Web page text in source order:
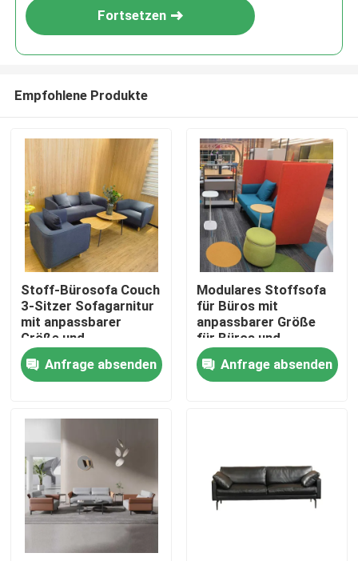
Produkte
Über uns
Fortsetzen
Empfohlene Produkte
Stoff-Bürosofa Couch
3-Sitzer Sofagarnitur
mit anpassbarer
Größe und
Massivholzrahmen
Anfrage absenden
Modulares Stoffsofa
für Büros mit
anpassbarer Größe
für Büros und
Wohnzimmer
Anfrage absenden